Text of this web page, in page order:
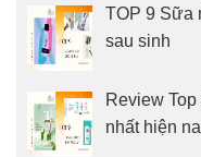
TOP 9 Sữa
sau sinh
Review
nhất hiện